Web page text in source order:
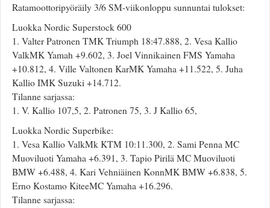
Ratamoottoripyöräily 3/6 SM-viikonloppu sunnuntai tulokset:
Luokka Nordic Superstock 600
1. Valter Patronen TMK Triumph 18:47.888, 2. Vesa Kallio
ValkMK Yamah +9.602, 3. Joel Vinnikainen FMS Yamaha
+10.812, 4. Ville Valtonen KarMK Yamaha +11.522, 5. Juha
Kallio IMK Suzuki +14.712.
Tilanne sarjassa:
1. V. Kallio 107,5, 2. Patronen 75, 3. J Kallio 65,
Luokka Nordic Superbike:
1. Vesa Kallio ValkMk KTM 10:11.300, 2. Sami Penna MC
Muoviluoti Yamaha +6.391, 3. Tapio Pirilä MC Muoviluoti
BMW +6.488, 4. Kari Vehniäinen KonnMK BMW +6.838, 5.
Erno Kostamo KiteeMC Yamaha +16.296.
Tilanne sarjassa: